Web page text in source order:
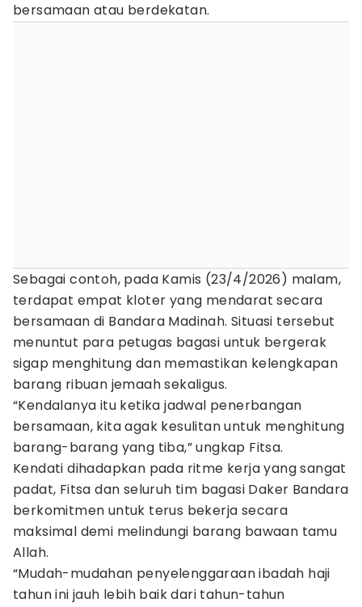
bersamaan atau berdekatan.
Sebagai contoh, pada Kamis (23/4/2026) malam,
terdapat empat kloter yang mendarat secara
bersamaan di Bandara Madinah. Situasi tersebut
menuntut para petugas bagasi untuk bergerak
sigap menghitung dan memastikan kelengkapan
barang ribuan jemaah sekaligus.
“Kendalanya itu ketika jadwal penerbangan
bersamaan, kita agak kesulitan untuk menghitung
barang-barang yang tiba,” ungkap Fitsa.
Kendati dihadapkan pada ritme kerja yang sangat
padat, Fitsa dan seluruh tim bagasi Daker Bandara
berkomitmen untuk terus bekerja secara
maksimal demi melindungi barang bawaan tamu
Allah.
“Mudah-mudahan penyelenggaraan ibadah haji
tahun ini jauh lebih baik dari tahun-tahun